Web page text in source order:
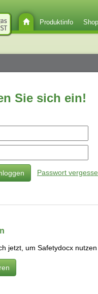
Produktinfo Shop
Sie sich ein!
Passwort
jetzt, um Safetydocx